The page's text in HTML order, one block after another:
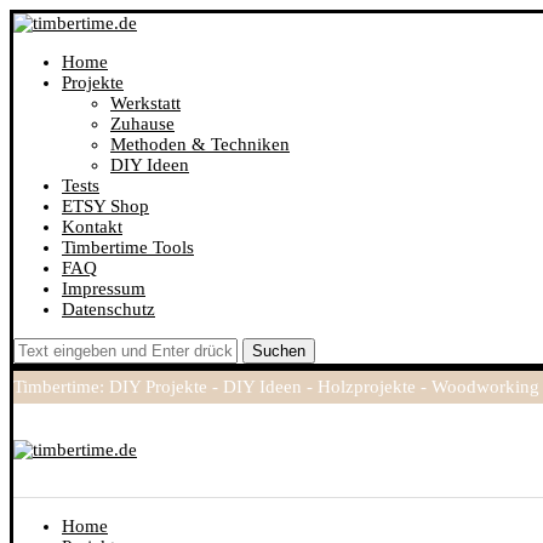
Home
Projekte
Werkstatt
Zuhause
Methoden & Techniken
DIY Ideen
Tests
ETSY Shop
Kontakt
Timbertime Tools
FAQ
Impressum
Datenschutz
Suchen
Timbertime: DIY Projekte - DIY Ideen - Holzprojekte -
Home